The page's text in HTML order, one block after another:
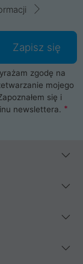
Zapisz się
zgodę na
mojego
się i
newslettera.